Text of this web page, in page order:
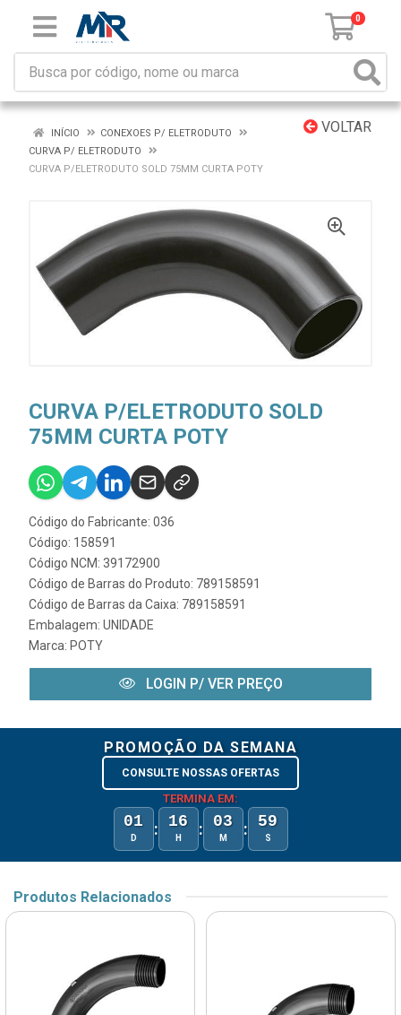
0
VOLTAR
INÍCIO
CONEXOES P/ ELETRODUTO
CURVA P/ ELETRODUTO
CURVA P/ELETRODUTO SOLD 75MM CURTA POTY
CURVA P/ELETRODUTO SOLD
75MM CURTA POTY
Código do Fabricante: 036
Código: 158591
Código NCM: 39172900
Código de Barras do Produto: 789158591
Código de Barras da Caixa: 789158591
Embalagem: UNIDADE
Marca: POTY
LOGIN P/ VER PREÇO
PROMOÇÃO DA SEMANA
CONSULTE NOSSAS OFERTAS
TERMINA EM:
01
D : 16
H : 03
M : 59
S
Produtos Relacionados